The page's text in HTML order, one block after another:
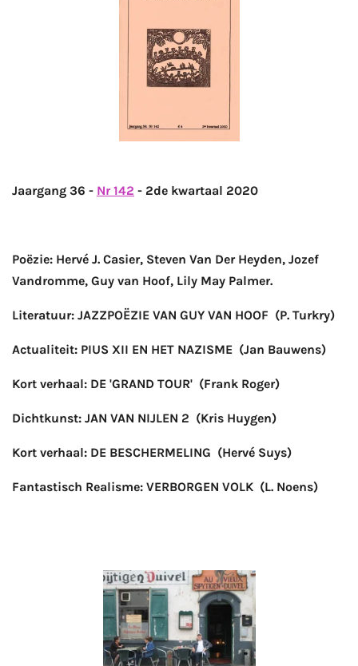
Jaargang 36 - Nr 142 - 2de kwartaal 2020
Poëzie: Hervé J. Casier, Steven Van Der Heyden, Jozef
Vandromme, Guy van Hoof, Lily May Palmer.
Literatuur: JAZZPOËZIE VAN GUY VAN HOOF (P. Turkry)
Actualiteit: PIUS XII EN HET NAZISME (Jan Bauwens)
Kort verhaal: DE 'GRAND TOUR' (Frank Roger)
Dichtkunst: JAN VAN NIJLEN 2 (Kris Huygen)
Kort verhaal: DE BESCHERMELING (Hervé Suys)
Fantastisch Realisme: VERBORGEN VOLK (L. Noens)